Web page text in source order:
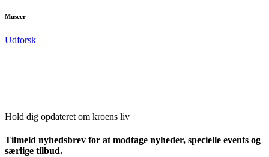
Museer
Udforsk
Hold dig opdateret om kroens liv
Tilmeld nyhedsbrev for at modtage nyheder, specielle events og
særlige tilbud.